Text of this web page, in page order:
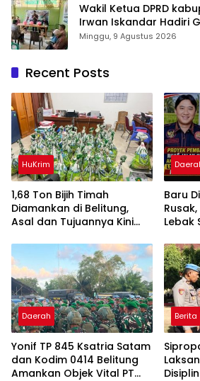
Wakil Ketua DPRD
Irwan Iskandar Hadiri
Rumah sehat Pertama
Minggu, 9 Agustus 2026
Recent Posts
HuKrim
1,68 Ton Bijih Timah
Diamankan di Belitung,
Asal dan Tujuannya Kini
Baru
Rusak,
Lebak
Daerah
Yonif TP 845 Ksatria Satam
dan Kodim 0414 Belitung
Amankan Objek Vital PT
Berita